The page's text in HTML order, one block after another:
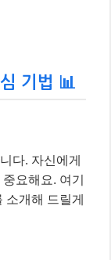
기법 📊
다. 자신에게
요해요. 여기
개해 드릴게